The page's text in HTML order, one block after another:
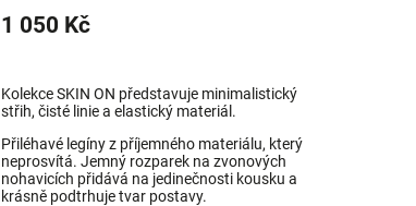
1 050 Kč
Kolekce SKIN ON představuje minimalistický
střih, čisté linie a elastický materiál.
Přiléhavé legíny z příjemného materiálu, který
neprosvítá.Jemný rozparek na zvonových
nohavicích přidává na jedinečnosti kousku a
krásně podtrhuje tvar postavy.